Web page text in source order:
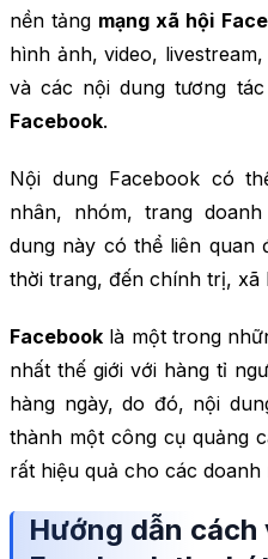
nền tảng mạng xã hội
hình ảnh, video,
và các nội dung tương
Facebook.
Nội dung Facebook có
nhân, nhóm, trang
dung này có thể liên quan
thời trang, đến chính trị, xã
Facebook là một trong
nhất thế giới với hàng tỉ
hàng ngày, do đó, nội
thành một công cụ quảng
rất hiệu quả cho các
Hướng dẫn